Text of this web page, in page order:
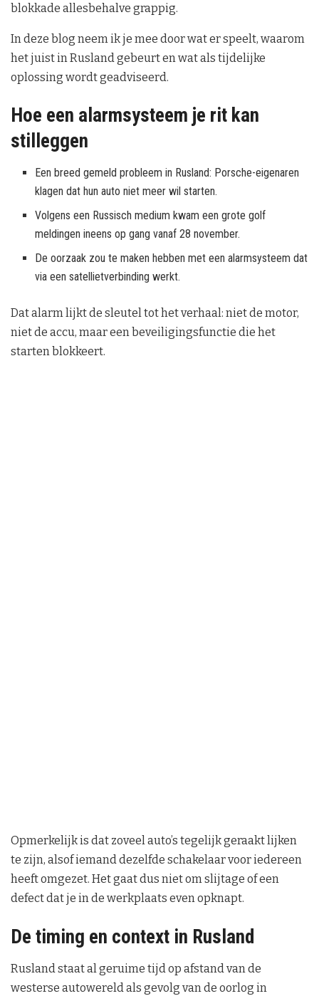
blokkade allesbehalve grappig.
In deze blog neem ik je mee door wat er speelt, waarom
het juist in Rusland gebeurt en wat als tijdelijke
oplossing wordt geadviseerd.
Hoe een alarmsysteem je rit kan
stilleggen
Een breed gemeld probleem in Rusland: Porsche-eigenaren
klagen dat hun auto niet meer wil starten.
Volgens een Russisch medium kwam een grote golf
meldingen ineens op gang vanaf 28 november.
De oorzaak zou te maken hebben met een alarmsysteem dat
via een satellietverbinding werkt.
Dat alarm lijkt de sleutel tot het verhaal: niet de motor,
niet de accu, maar een beveiligingsfunctie die het
starten blokkeert.
Opmerkelijk is dat zoveel auto’s tegelijk geraakt lijken
te zijn, alsof iemand dezelfde schakelaar voor iedereen
heeft omgezet. Het gaat dus niet om slijtage of een
defect dat je in de werkplaats even opknapt.
De timing en context in Rusland
Rusland staat al geruime tijd op afstand van de
westerse autowereld als gevolg van de oorlog in